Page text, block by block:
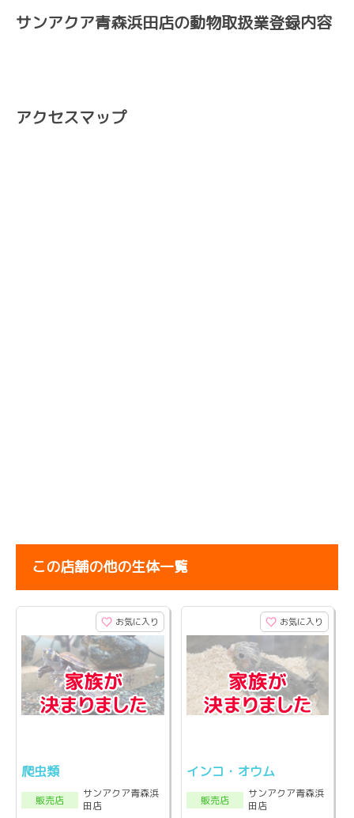
サンアクア青森浜田店の動物取扱業登録内容
アクセスマップ
この店舗の他の生体一覧
お気に入り
爬虫類
販売店
サンアクア青森浜
田店
お気に入り
インコ・オウム
販売店
サンアクア青森浜
田店